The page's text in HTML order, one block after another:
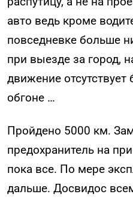
авто ведь кроме
повседневке больше
при выезде за город,
движение отсутствует
обгоне …
Пройдено 5000 км.
предохранитель на
пока все. По мере
дальше. Досвидос